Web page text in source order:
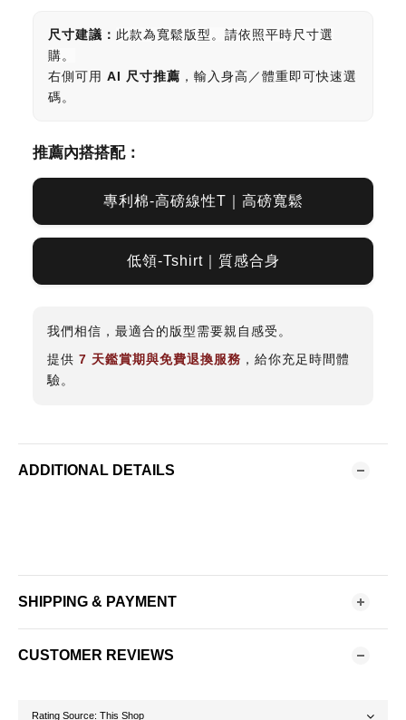
尺寸建議： 此款為寬鬆版型。請依照平時尺寸選
購。
右側可用 AI 尺寸推薦 ，輸入身高／體重即可快速選
碼。
推薦內搭搭配：
專利棉-高磅線性T｜高磅寬鬆
低領-Tshirt｜質感合身
我們相信，最適合的版型需要親自感受。
提供 7 天鑑賞期與免費退換服務 ，給你充足時間體
驗。
ADDITIONAL DETAILS
SHIPPING & PAYMENT
CUSTOMER REVIEWS